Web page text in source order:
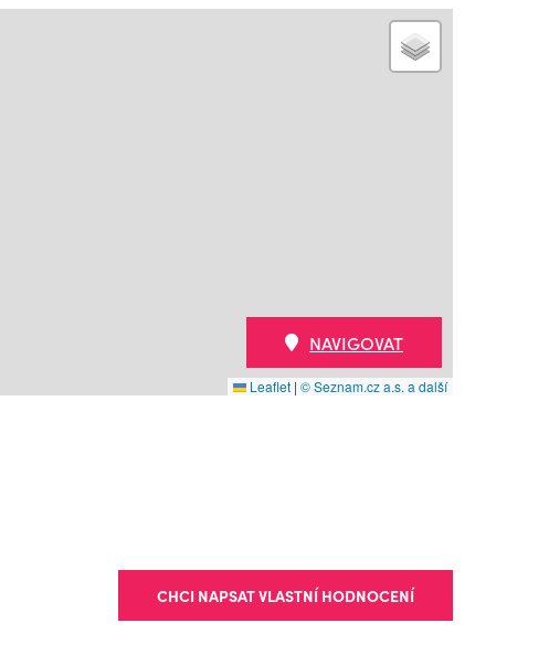
Leaflet | © Seznam.cz a.s. a další
NAVIGOVAT
CHCI NAPSAT VLASTNÍ HODNOCENÍ